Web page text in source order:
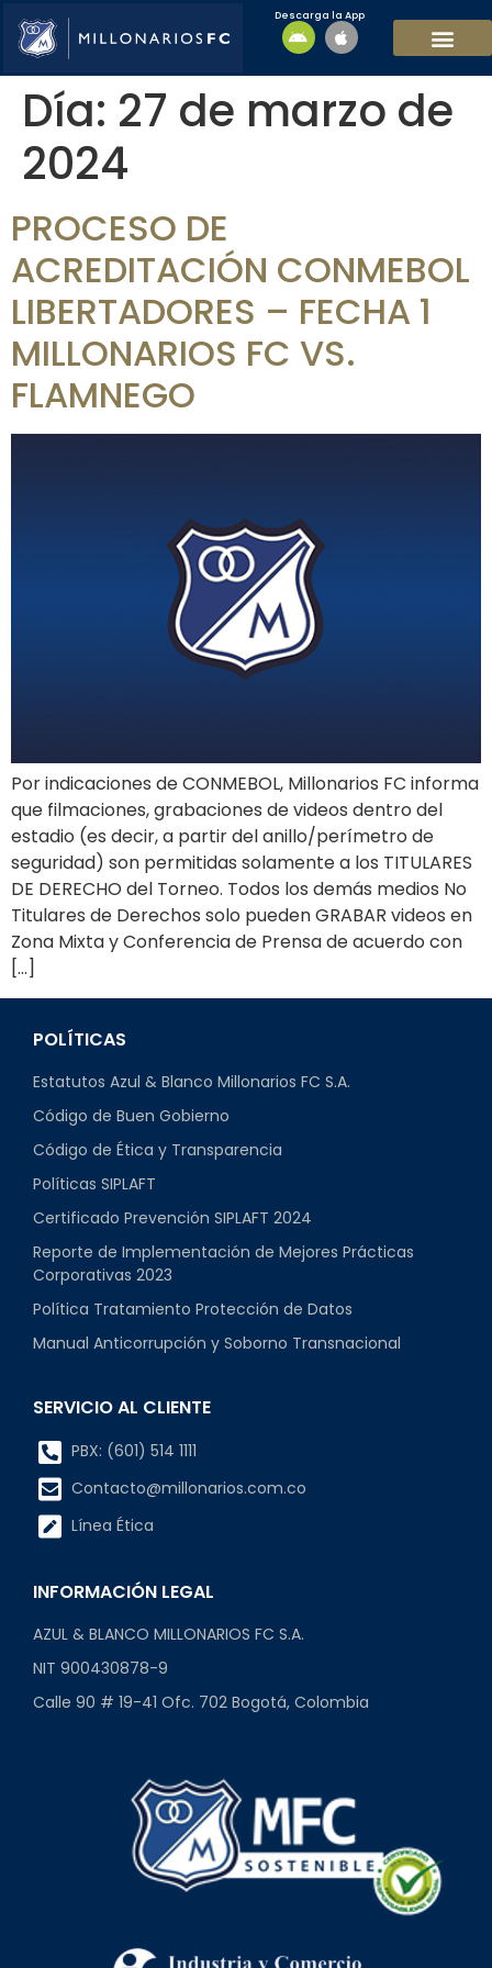
Descarga la App
Día: 27 de marzo de
2024
PROCESO DE
ACREDITACIÓN CONMEBOL
LIBERTADORES – FECHA 1
MILLONARIOS FC VS.
FLAMNEGO
Por indicaciones de CONMEBOL, Millonarios FC informa
que filmaciones, grabaciones de videos dentro del
estadio (es decir, a partir del anillo/perímetro de
seguridad) son permitidas solamente a los TITULARES
DE DERECHO del Torneo. Todos los demás medios No
Titulares de Derechos solo pueden GRABAR videos en
Zona Mixta y Conferencia de Prensa de acuerdo con
[…]
POLÍTICAS
Estatutos Azul & Blanco Millonarios FC S.A.
Código de Buen Gobierno
Código de Ética y Transparencia
Políticas SIPLAFT
Certificado Prevención SIPLAFT 2024
Reporte de Implementación de Mejores Prácticas
Corporativas 2023
Política Tratamiento Protección de Datos
Manual Anticorrupción y Soborno Transnacional
SERVICIO AL CLIENTE
PBX: (601) 514 1111
Contacto@millonarios.com.co
Línea Ética
INFORMACIÓN LEGAL
AZUL & BLANCO MILLONARIOS FC S.A.
NIT 900430878-9
Calle 90 # 19-41 Ofc. 702 Bogotá, Colombia